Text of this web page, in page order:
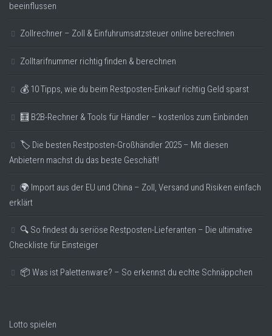
beeinflussen
Zollrechner – Zoll & Einfuhrumsatzsteuer online berechnen
Zolltarifnummer richtig finden & berechnen
💰 10 Tipps, wie du beim Restposten-Einkauf richtig Geld sparst
🧮 B2B-Rechner & Tools für Händler – kostenlos zum Einbinden
🏷️ Die besten Restposten-Großhändler 2025 – Mit diesen
Anbietern machst du das beste Geschäft!
🌍 Import aus der EU und China – Zoll, Versand und Risiken einfach
erklärt
🔍 So findest du seriöse Restposten-Lieferanten – Die ultimative
Checkliste für Einsteiger
📦 Was ist Palettenware? – So erkennst du echte Schnäppchen
Lotto spielen